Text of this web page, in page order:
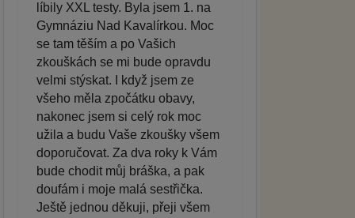
líbily XXL testy. Byla jsem 1. na
Gymnáziu Nad Kavalírkou. Moc
se tam těším a po Vašich
zkouškách se mi bude opravdu
velmi stýskat. I když jsem ze
všeho měla zpočátku obavy,
nakonec jsem si celý rok moc
užila a budu Vaše zkoušky všem
doporučovat. Za dva roky k Vám
bude chodit můj bráška, a pak
doufám i moje malá sestřička.
Ještě jednou děkuji, přeji všem